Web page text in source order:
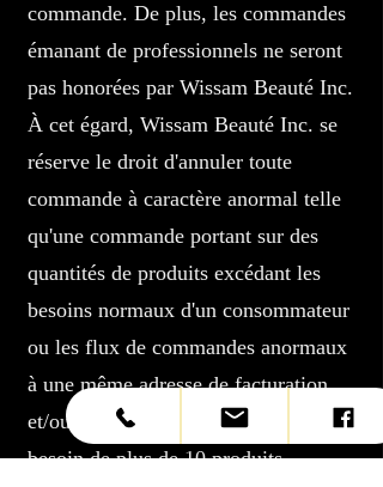
commande. De plus, les commandes
émanant de professionnels ne seront
pas honorées par Wissam Beauté Inc.
À cet égard, Wissam Beauté Inc. se
réserve le droit d'annuler toute
commande à caractère anormal telle
qu'une commande portant sur des
quantités de produits excédant les
besoins normaux d'un consommateur
ou les flux de commandes anormaux
à une même adresse de facturation
et/ou de livraison. Si vous avez
besoin de plus de 10 produits